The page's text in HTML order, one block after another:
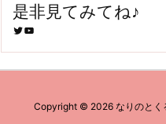
是非見てみてね♪
Twitter YouTube
Copyright © 2026 なりのとく